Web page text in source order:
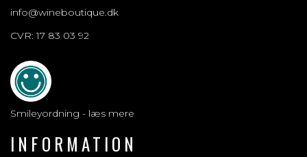
info@wineboutique.dk
CVR: 17 83 03 92
Smileyordning - læs mere
INFORMATION